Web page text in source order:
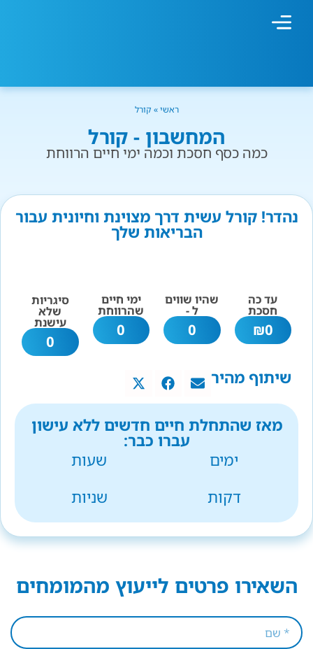
ראשי» קורל
המחשבון - קורל
כמה כסף חסכת וכמה ימי חיים הרווחת
נהדר! קורל עשית דרך מצוינת וחיונית עבור
הבריאות שלך
עד כה
חסכת
0
₪
שהיו שווים
ל -
0
ימי חיים
שהרווחת
0
סיגריות
שלא
עישנת
0
שיתוף מהיר
מאז שהתחלת חיים חדשים ללא עישון
עברו כבר:
ימים
שעות
דקות
שניות
השאירו פרטים לייעוץ מהמומחים